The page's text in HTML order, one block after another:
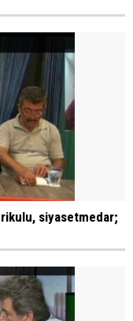
siyasetmedar;